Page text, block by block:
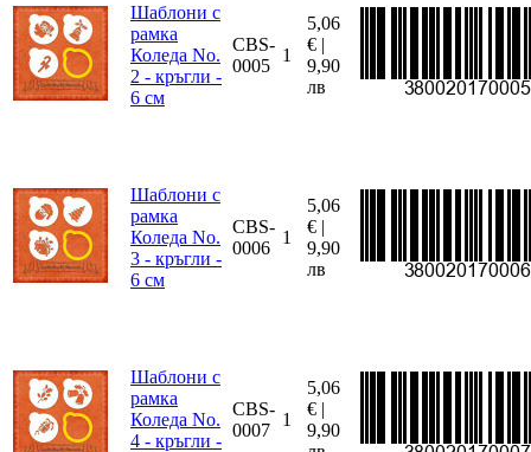
Шаблони с
рамка
Коледа No.
2 - кръгли -
6 см
CBS-
0005
1
5,06
€ |
9,90
лв
Шаблони с
рамка
Коледа No.
3 - кръгли -
6 см
CBS-
0006
1
5,06
€ |
9,90
лв
Шаблони с
рамка
Коледа No.
4 - кръгли -
CBS-
0007
1
5,06
€ |
9,90